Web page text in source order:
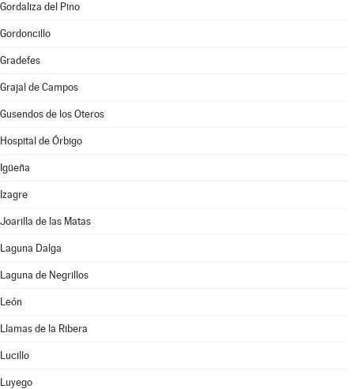
Gordaliza del Pino
Gordoncillo
Gradefes
Grajal de Campos
Gusendos de los Oteros
Hospital de Órbigo
Igüeña
Izagre
Joarilla de las Matas
Laguna Dalga
Laguna de Negrillos
León
Llamas de la Ribera
Lucillo
Luyego